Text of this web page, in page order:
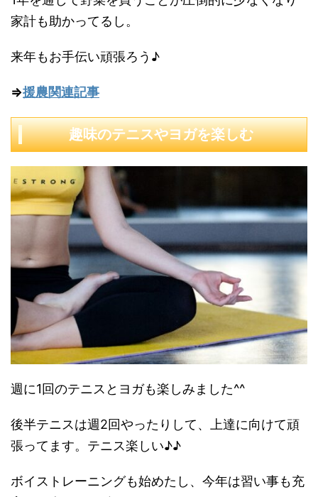
家計も助かってるし。
来年もお手伝い頑張ろう♪
⇒援農関連記事
趣味のテニスやヨガを楽しむ
週に1回のテニスとヨガも楽しみました^^
後半テニスは週2回やったりして、上達に向けて頑
張ってます。テニス楽しい♪♪
ボイストレーニングも始めたし、今年は習い事も充